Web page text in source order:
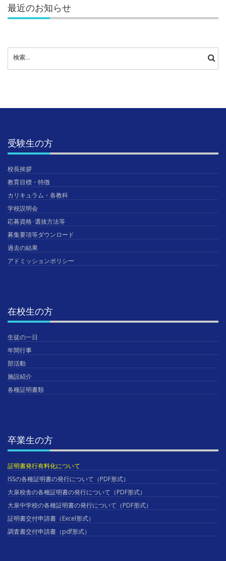
最近のお知らせ
索:
受験生の方
校長挨拶
教育目標・特徴
カリキュラム・各教科
学校説明会
応募資格･選抜方法等
募集要項等ダウンロード
過去の結果
アドミッションポリシー
在校生の方
生徒の一日
年間行事
部活動
施設紹介
各種証明書類
卒業生の方
証明書発行有料化について
ISSの各種証明書の発行について（PDF形式）
大泉校舎の各種証明書の発行について（PDF形式）
大泉中学校の各種証明書の発行について（PDF形式）
証明書交付申請書（Excel形式）
調査書交付申請書（pdf形式）